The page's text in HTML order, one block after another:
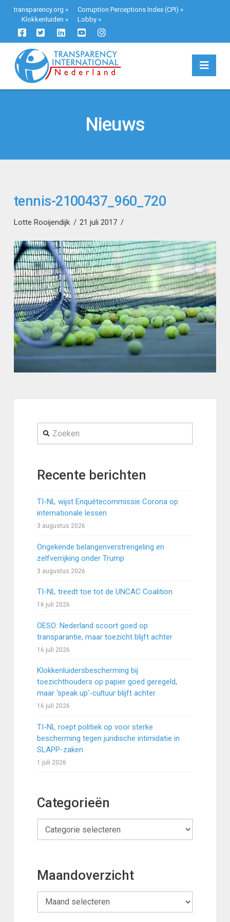
transparency.org » Corruption Perceptions Index (CPI) »
Klokkenluiden » Lobby»
Nieuws
tennis-2100437_960_720
Lotte Rooijendijk 21 juli 2017
Zoeken
Recente berichten
TI-NL wijst Enquêtecommissie Corona op
internationale lessen
3 augustus 2026
Ongekende belangenverstrengeling en
zelfverrijking onder Trump
3 augustus 2026
TI-NL treedt toe tot de UNCAC Coalition
16 juli 2026
OESO: Nederland scoort goed op
transparantie, maar toezicht blijft achter
16 juli 2026
Klokkenluidersbescherming bij
toezichthouders op papier goed geregeld,
maar ‘speak up’-cultuur blijft achter
16 juli 2026
TI-NL roept politiek op voor sterke
bescherming tegen juridische intimidatie in
SLAPP-zaken
1 juli 2026
Categorieën
Categorieën
Maandoverzicht
Maandoverzicht